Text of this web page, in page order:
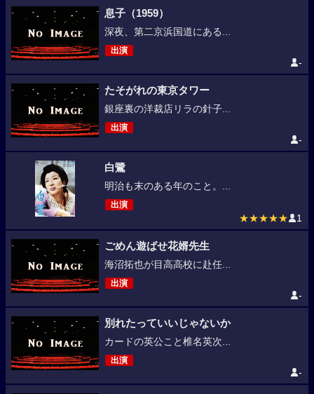
息子（1959）
深夜、第二京浜国道にある...
出演
-
たそがれの東京タワー
銀座裏の洋裁店リラの針子...
出演
-
白鷺
明治も末のある年のこと。...
出演
★★★★★ 1
ごめん遊ばせ花婿先生
海沼拓也が目高高校に赴任...
出演
-
別れたっていいじゃないか
カードの英公こと椎名英次...
出演
-